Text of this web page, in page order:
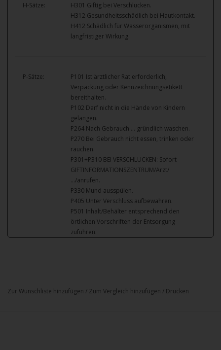
H-Sätze:
H301 Giftig bei Verschlucken.
H312 Gesundheitsschädlich bei Hautkontakt.
H412 Schädlich für Wasserorganismen, mit
langfristiger Wirkung.
P-Sätze:
P101 Ist ärztlicher Rat erforderlich,
Verpackung oder Kennzeichnungsetikett
bereithalten.
P102 Darf nicht in die Hände von Kindern
gelangen.
P264 Nach Gebrauch … gründlich waschen.
P270 Bei Gebrauch nicht essen, trinken oder
rauchen.
P301+P310 BEI VERSCHLUCKEN: Sofort
GIFTINFORMATIONSZENTRUM/Arzt/
…/anrufen.
P330 Mund ausspülen.
P405 Unter Verschluss aufbewahren.
P501 Inhalt/Behälter entsprechend den
örtlichen Vorschriften der Entsorgung
zuführen.
Zur Wunschliste hinzufügen / Zum Vergleich hinzufügen / Drucken